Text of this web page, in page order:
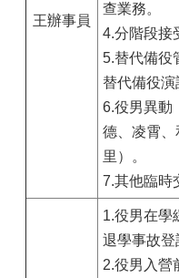
王辦事員
查業務。
4.分階段接
5.替代備役
替代備役演
6.役男異動
德、凌霄
里）。
7.其他臨時
1.役男在學
退學事故登
2.役男入營